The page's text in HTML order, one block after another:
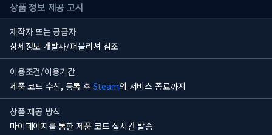
상품 정보 제공 고시
제작자 또는 공급자
상세정보 개발사/퍼블리셔 참조
이용조건/이용기간
제품 코드 수신, 등록 후Steam의 서비스 종료까지
상품 제공 방식
마이페이지를 통한 제품 코드 실시간 발송